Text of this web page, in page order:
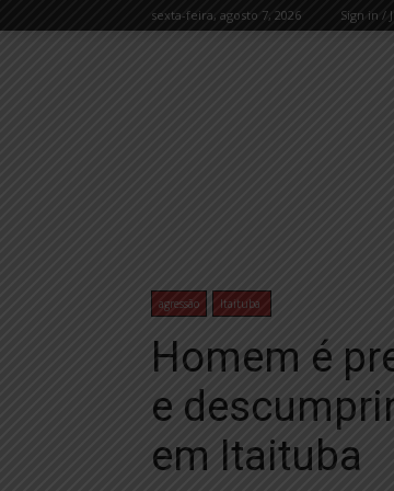
sexta-feira, agosto 7, 2026 Sign in /
agressão Itaituba
Homem é
e
em Itaituba